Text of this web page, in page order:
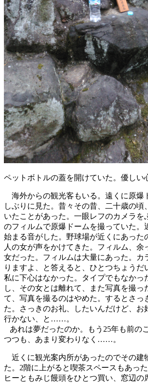
ペットボトルの蓋を開けていた。優しい
海外からの観光客もいる。遠くに原爆
しぶりに見た。昔々その昔、二十歳の頃
いたことがあった。一眼レフのカメラを
のフィルムで原爆ドームを撮っていた。
始まる音がした。野球場が近くにあった
人の女が声をかけてきた。フィルム、
女だった。フィルムは大量にあった。カ
りますよ、と答えると、ひとつちょうだ
私に下心はなかった。タイプでもなかっ
し、その女とは離れて、また写真を撮っ
て、写真を撮るのはやめた。するとさっ
た。さっきのお礼、したいんだけど、お
行かない、と……。
あれは夢だったのか。もう25年も前の
つつも、あまり変わりなく……。
近くに観光案内所があったのでその建
た。2階に上がると喫茶スペースもあっ
ヒーともみじ饅頭をひとつ買い、窓辺の